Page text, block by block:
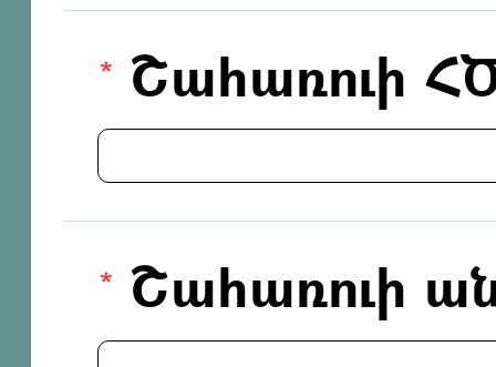
Շահառուի
Շահառուի